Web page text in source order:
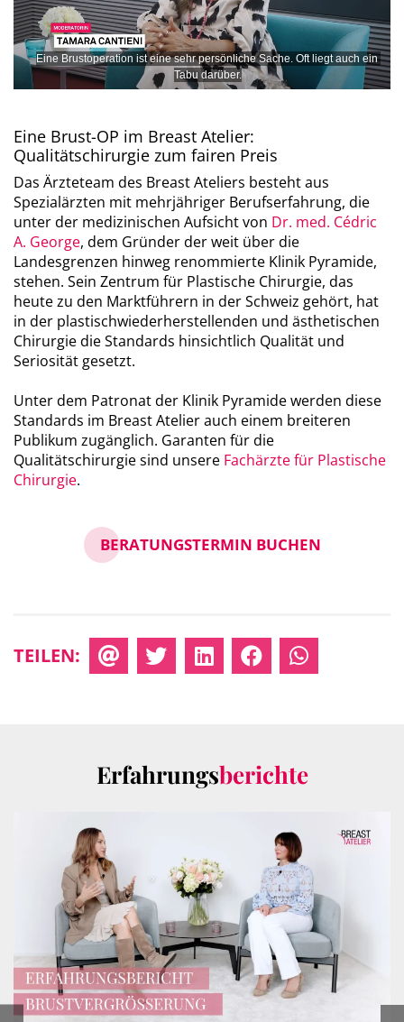
Eine Brustoperation ist eine sehr persönliche Sache. Oft liegt auch ein
Tabu darüber.
0
minutes,
12
seconds
Eine Brust-OP im Breast Atelier:
Qualitätschirurgie zum fairen Preis
Das Ärzteteam des Breast Ateliers besteht aus
Spezialärzten mit mehrjähriger Berufserfahrung, die
unter der medizinischen Aufsicht von Dr. med. Cédric
A. George, dem Gründer der weit über die
Landesgrenzen hinweg renommierte Klinik Pyramide,
stehen. Sein Zentrum für Plastische Chirurgie, das
heute zu den Marktführern in der Schweiz gehört, hat
in der plastischwiederherstellenden und ästhetischen
Chirurgie die Standards hinsichtlich Qualität und
Seriosität gesetzt.
Unter dem Patronat der Klinik Pyramide werden diese
Standards im Breast Atelier auch einem breiteren
Publikum zugänglich. Garanten für die
Qualitätschirurgie sind unsere Fachärzte für Plastische
Chirurgie.
BERATUNGSTERMIN BUCHEN
TEILEN:
Erfahrungsberichte